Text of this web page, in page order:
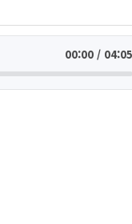
00:00 / 04:05